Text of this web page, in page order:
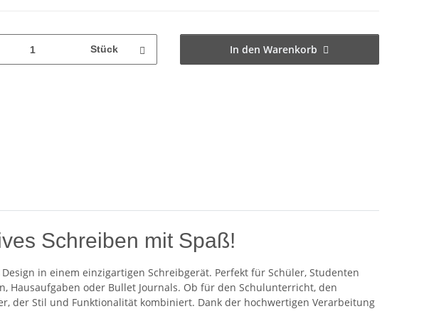
Stück In den Warenkorb
Schreiben mit Spaß!
in einem einzigartigen Schreibgerät. Perfekt für Schüler, Studenten
Hausaufgaben oder Bullet Journals. Ob für den Schulunterricht, den
der Stil und Funktionalität kombiniert. Dank der hochwertigen Verarbeitung